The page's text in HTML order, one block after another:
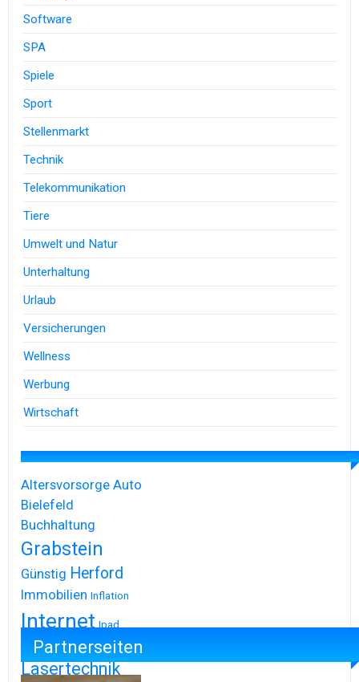
Software
SPA
Spiele
Sport
Stellenmarkt
Technik
Telekommunikation
Tiere
Umwelt und Natur
Unterhaltung
Urlaub
Versicherungen
Wellness
Werbung
Wirtschaft
Altersvorsorge Auto
Bielefeld
Buchhaltung
Grabstein
Günstig Herford
Immobilien Inflation
Internet Ipad
Iphone
Lasertechnik
Partnerseiten